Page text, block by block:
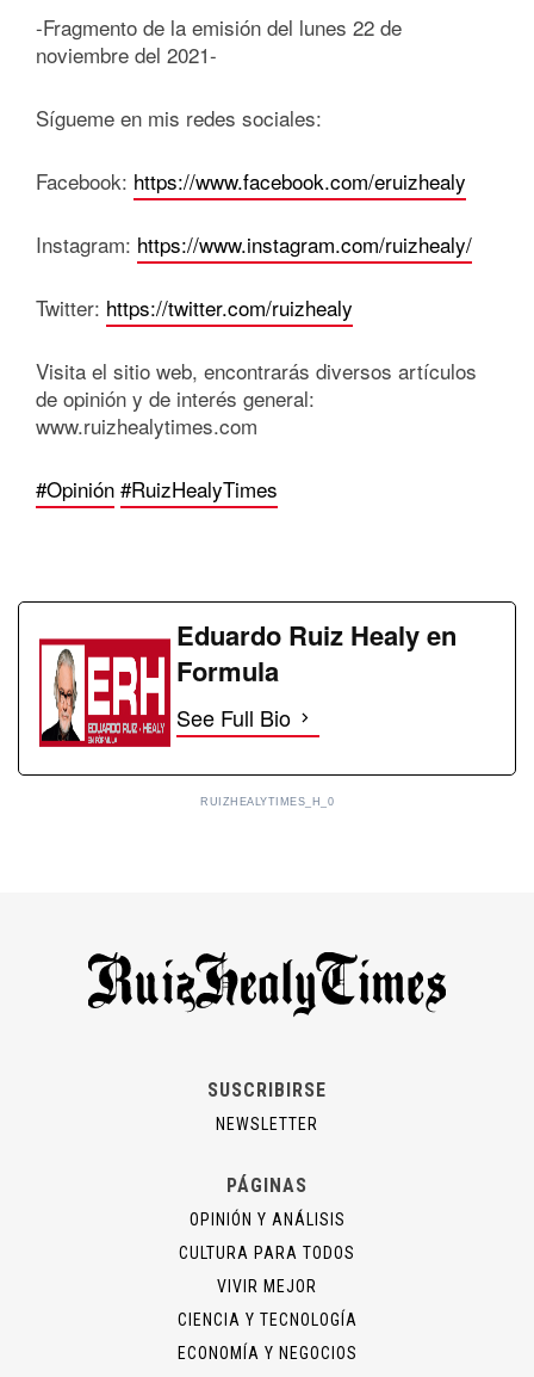
-Fragmento de la emisión del lunes 22 de
noviembre del 2021-
Sígueme en mis redes sociales:
Facebook: https://www.facebook.com/eruizhealy
Instagram: https://www.instagram.com/ruizhealy/
Twitter: https://twitter.com/ruizhealy
Visita el sitio web, encontrarás diversos artículos
de opinión y de interés general:
www.ruizhealytimes.com
#Opinión #RuizHealyTimes
Eduardo Ruiz Healy en
Formula
See Full Bio
RUIZHEALYTIMES_H_0
SUSCRIBIRSE
NEWSLETTER
PÁGINAS
OPINIÓN Y ANÁLISIS
CULTURA PARA TODOS
VIVIR MEJOR
CIENCIA Y TECNOLOGÍA
ECONOMÍA Y NEGOCIOS